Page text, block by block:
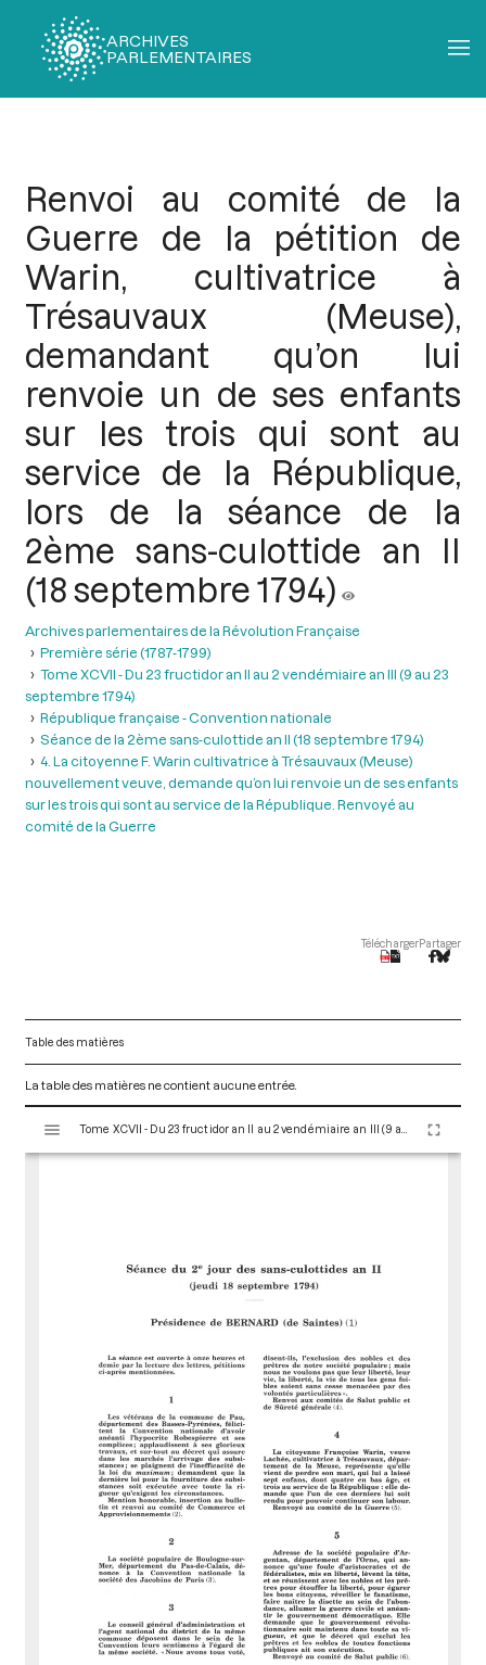
ARCHIVES
PARLEMENTAIRES
Renvoi au comité de la
Guerre de la pétition de
Warin, cultivatrice à
Trésauvaux (Meuse),
demandant qu’on lui
renvoie un de ses enfants
sur les trois qui sont au
service de la République,
lors de la séance de la
2ème sans-culottide an II
(18 septembre 1794)
Archives parlementaires de la Révolution Française
Première série (1787-1799)
Tome XCVII - Du 23 fructidor an II au 2 vendémiaire an III (9 au 23
septembre 1794)
République française - Convention nationale
Séance de la 2ème sans-culottide an II (18 septembre 1794)
4. La citoyenne F. Warin cultivatrice à Trésauvaux (Meuse)
nouvellement veuve, demande qu’on lui renvoie un de ses enfants
sur les trois qui sont au service de la République. Renvoyé au
comité de la Guerre
TéléchargerPartager
Table des matières
La table des matières ne contient aucune entrée.
s